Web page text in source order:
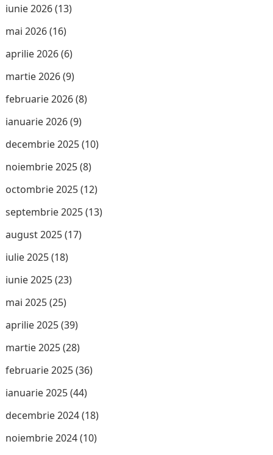
iunie 2026(13)
mai 2026(16)
aprilie 2026(6)
martie 2026(9)
februarie 2026(8)
ianuarie 2026(9)
decembrie 2025(10)
noiembrie 2025(8)
octombrie 2025(12)
septembrie 2025(13)
august 2025(17)
iulie 2025(18)
iunie 2025(23)
mai 2025(25)
aprilie 2025(39)
martie 2025(28)
februarie 2025(36)
ianuarie 2025(44)
decembrie 2024(18)
noiembrie 2024(10)